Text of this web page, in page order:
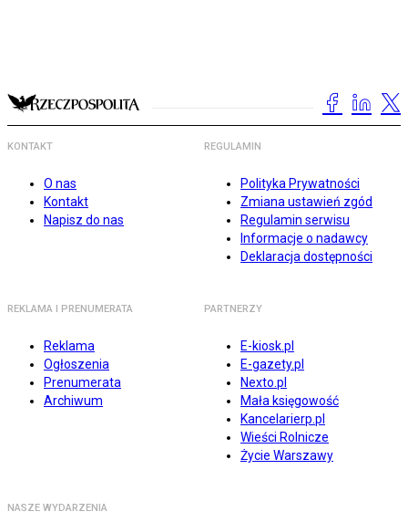
KONTAKT
O nas
Kontakt
Napisz do nas
REGULAMIN
Polityka Prywatności
Zmiana ustawień zgód
Regulamin serwisu
Informacje o nadawcy
Deklaracja dostępności
REKLAMA I PRENUMERATA
Reklama
Ogłoszenia
Prenumerata
Archiwum
PARTNERZY
E-kiosk.pl
E-gazety.pl
Nexto.pl
Mała księgowość
Kancelarierp.pl
Wieści Rolnicze
Życie Warszawy
NASZE WYDARZENIA